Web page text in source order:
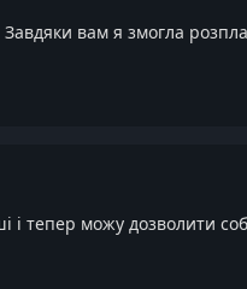
вам я змогла
і тепер можу дозволити